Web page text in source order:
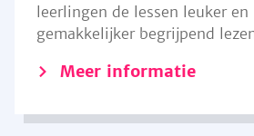
leerlingen de lessen leuker en
gemakkelijker begrijpend
Meer informatie